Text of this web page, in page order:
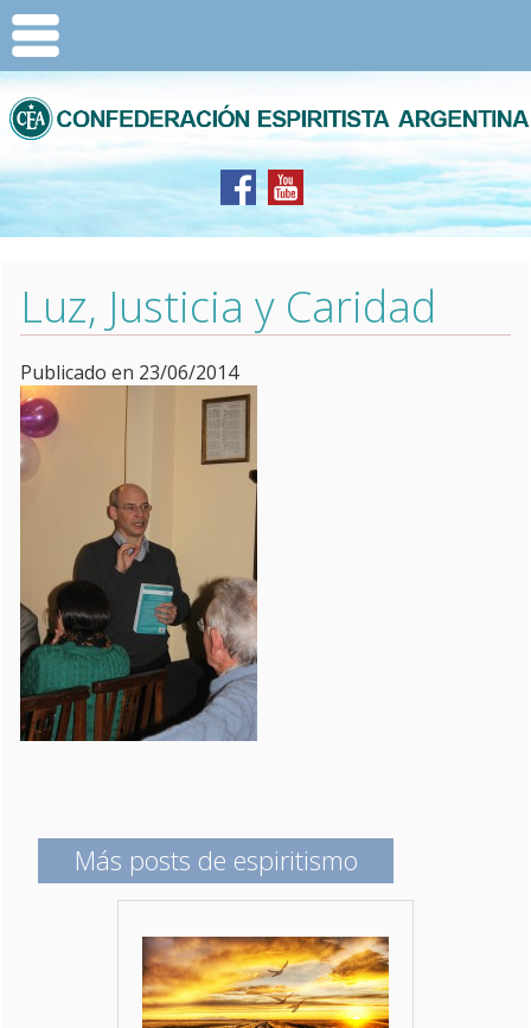
Luz, Justicia y Caridad
Publicado en 23/06/2014
Más posts de espiritismo